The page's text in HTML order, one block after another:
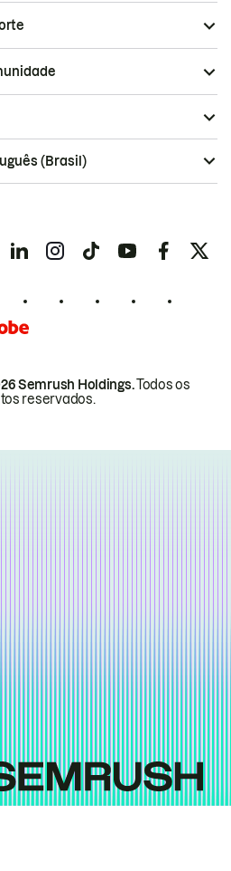
Semrush Holdings.Todos os
reservados.
(Brasil)